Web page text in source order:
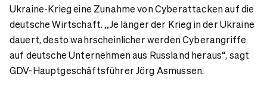
Ukraine-Krieg eine Zunahme von Cyberattacken auf die
deutsche Wirtschaft. „Je länger der Krieg in der Ukraine
dauert, desto wahrscheinlicher werden Cyberangriffe
auf deutsche Unternehmen aus Russland heraus“, sagt
GDV-Hauptgeschäftsführer Jörg Asmussen.